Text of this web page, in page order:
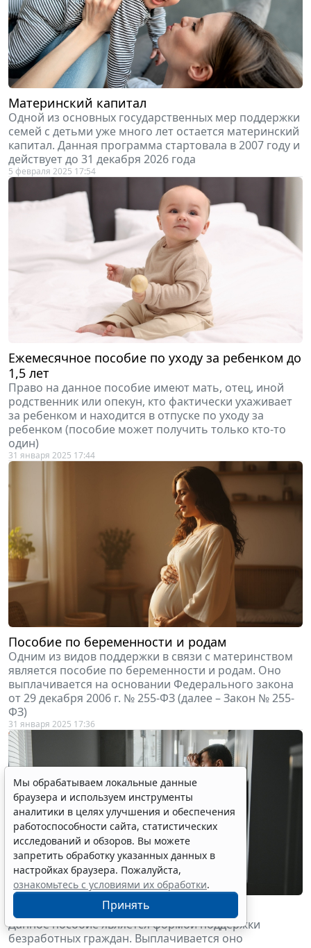
Материнский капитал
Одной из основных государственных мер поддержки
семей с детьми уже много лет остается материнский
капитал. Данная программа стартовала в 2007 году и
действует до 31 декабря 2026 года
5 февраля 2025 17:54
Ежемесячное пособие по уходу за ребенком до
1,5 лет
Право на данное пособие имеют мать, отец, иной
родственник или опекун, кто фактически ухаживает
за ребенком и находится в отпуске по уходу за
ребенком (пособие может получить только кто-то
один)
31 января 2025 17:44
Пособие по беременности и родам
Одним из видов поддержки в связи с материнством
является пособие по беременности и родам. Оно
выплачивается на основании Федерального закона
от 29 декабря 2006 г. № 255-ФЗ (далее – Закон № 255-
ФЗ)
31 января 2025 17:36
Пособие по безработице
Данное пособие является формой поддержки
безработных граждан. Выплачивается оно
Мы обрабатываем локальные данные
браузера и используем инструменты
аналитики в целях улучшения и обеспечения
работоспособности сайта, статистических
исследований и обзоров. Вы можете
запретить обработку указанных данных в
настройках браузера. Пожалуйста,
ознакомьтесь с условиями их обработки.
Принять